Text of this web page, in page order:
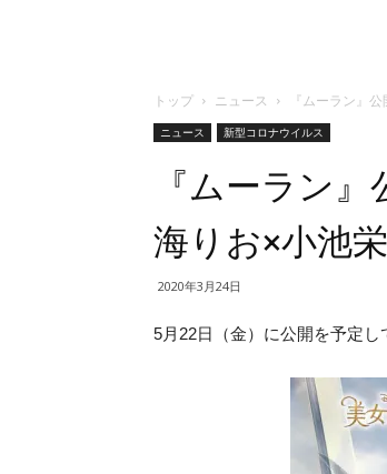
トップ ニュース 『ムーラン』
ニュース 新型コロナウイルス
『ムーラン
海りお×小池
2020年3月24日
5月22日（金）に公開を予定し